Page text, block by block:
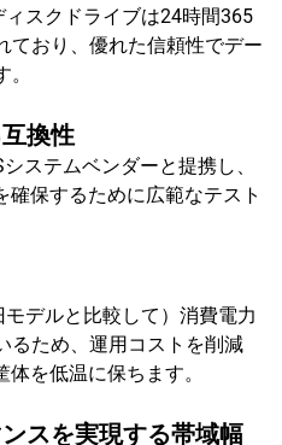
ィスクドライブは24時間365
ており、優れた信頼性でデー
換性
ステムベンダーと提携し、
確保するために広範なテスト
デルと比較して）消費電力
るため、運用コストを削減
を低温に保ちます。
スを実現する帯域幅